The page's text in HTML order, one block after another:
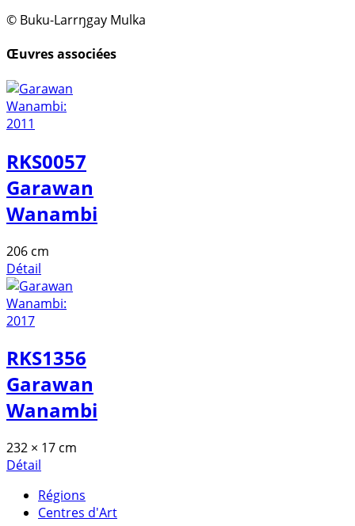
© Buku-Larrŋgay Mulka
Œuvres associées
RKS0057
Garawan
Wanambi
206 cm
Détail
RKS1356
Garawan
Wanambi
232 × 17 cm
Détail
Régions
Centres d'Art